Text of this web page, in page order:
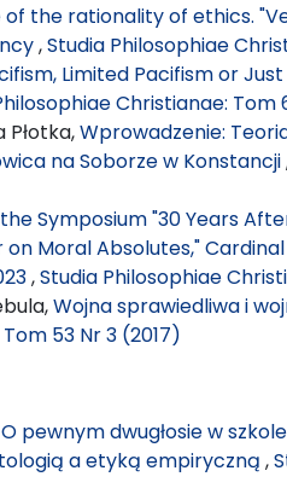
of the rationality of ethics.
,Studia Philosophiae
Limited Pacifism or
Christianae: Tom
Wprowadzenie:
na Soborze w Konstancji
Symposium "30 Years
Moral Absolutes,"
,Studia Philosophiae
Wojna sprawiedliwa i
53 Nr 3 (2017)
O pewnym dwugłosie w
a etyką empiryczną ,